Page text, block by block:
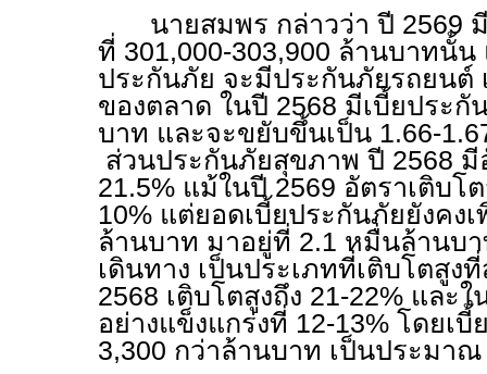
นายสมพร กล่าวว่า ปี 2569
ที่ 301,000-303,900 ล้านบาทนั้
ประกันภัย จะมีประกันภัยรถยน
ของตลาด ในปี 2568 มีเบี้ยประกั
บาท และจะขยับขึ้นเป็น 1.66-
ส่วนประกันภัยสุขภาพ ปี 2568 มี
21.5% แม้ในปี 2569 อัตราเติบโ
10% แต่ยอดเบี้ยประกันภัยยังคง
ล้านบาท มาอยู่ที่ 2.1 หมื่นล้านบ
เดินทาง เป็นประเภทที่เติบโตสูง
2568 เติบโตสูงถึง 21-22% และ
อย่างแข็งแกร่งที่ 12-13% โดยเ
3,300 กว่าล้านบาท เป็นประมา